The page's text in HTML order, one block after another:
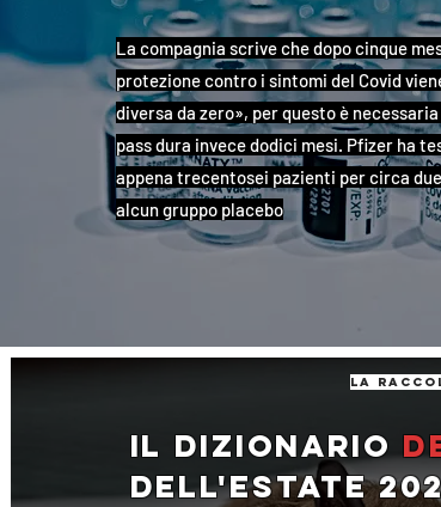
La compagnia scrive che dopo cinque
protezione contro i sintomi del Covid
diversa da zero», per questo è
pass dura invece dodici mesi. Pfizer ha
appena trecentosei pazienti per circa
alcun gruppo placebo
la
Il dizionario
dell'estate